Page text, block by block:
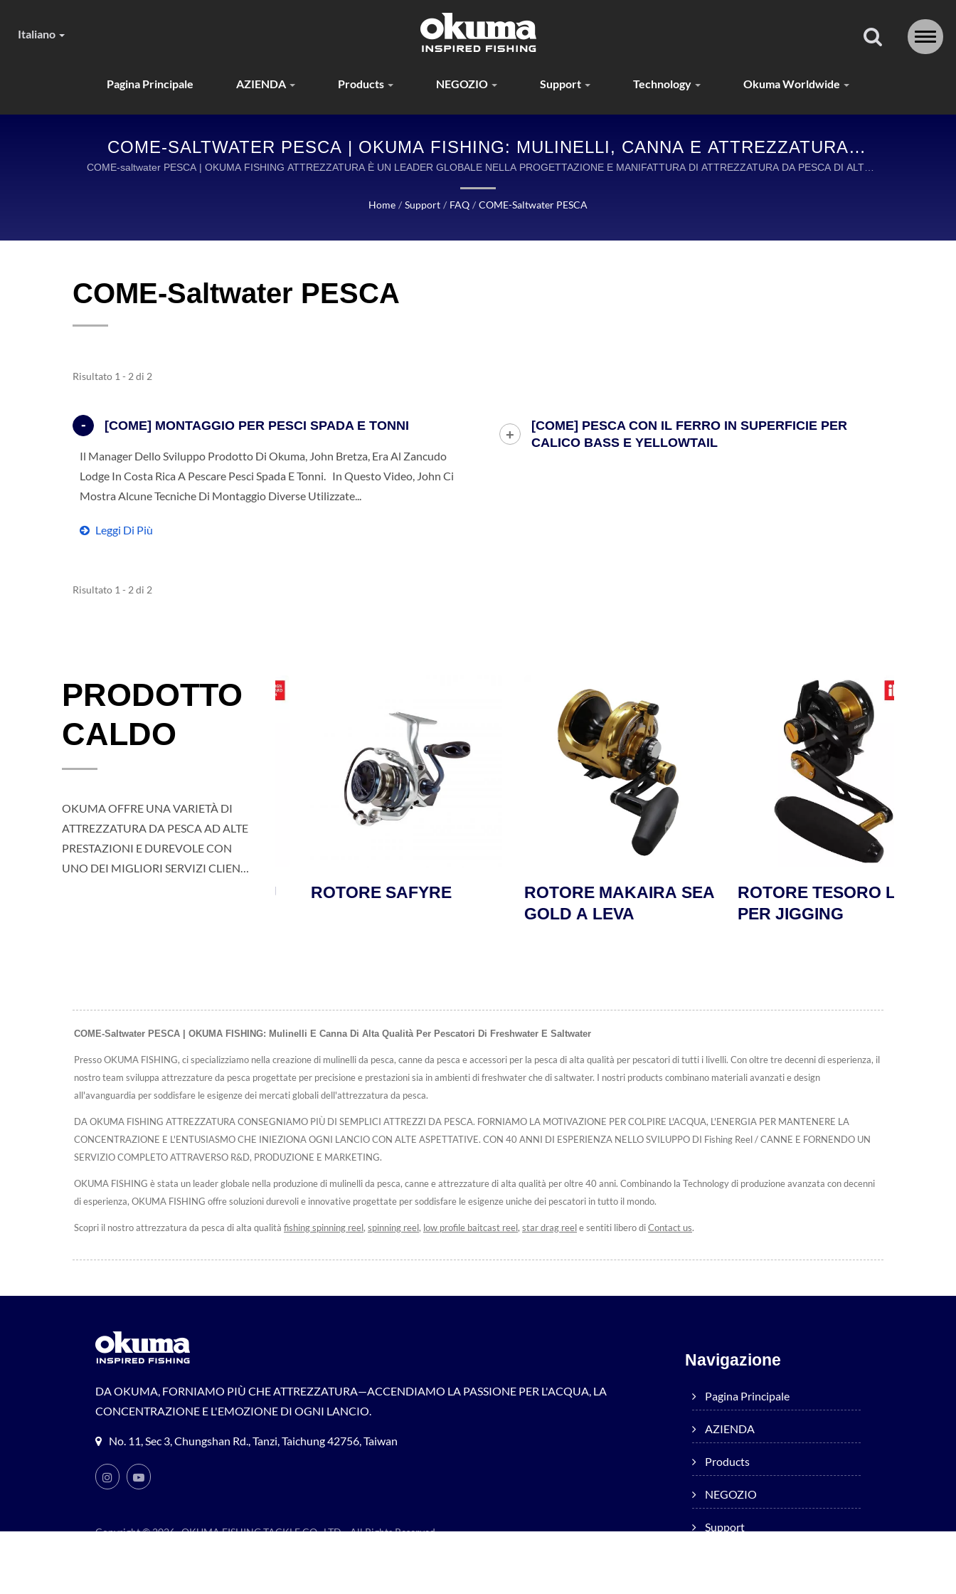
Pagina Principale AZIENDA Products NEGOZIO Support Technology Okuma Worldwide
Italiano
COME-SALTWATER PESCA | OKUMA FISHING: MULINELLI, CANNA E ATTREZZATURA
PROGETTATI CON PRECISIONE PER OGNI AVVENTURA
COME-saltwater PESCA | OKUMA FISHING ATTREZZATURA È UN LEADER GLOBALE NELLA PROGETTAZIONE E MANIFATTURA DI ATTREZZATURA DA PESCA DI ALTA
QUALITÀ.
Home / Support / FAQ / COME-Saltwater PESCA
COME-Saltwater PESCA
Risultato 1 - 2 di 2
[COME] MONTAGGIO PER PESCI SPADA E TONNI
Il Manager Dello Sviluppo Prodotto Di Okuma, John Bretza, Era Al Zancudo
Lodge In Costa Rica A Pescare Pesci Spada E Tonni. In Questo Video, John Ci
Mostra Alcune Tecniche Di Montaggio Diverse Utilizzate...
Leggi Di Più
[COME] PESCA CON IL FERRO IN SUPERFICIE PER
CALICO BASS E YELLOWTAIL
Risultato 1 - 2 di 2
PRODOTTO
CALDO
OKUMA OFFRE UNA VARIETÀ DI
ATTREZZATURA DA PESCA AD ALTE
PRESTAZIONI E DUREVOLE CON
UNO DEI MIGLIORI SERVIZI CLIENTI
ROTORE SAFYRE
ROTORE MAKAIRA SEA
GOLD A LEVA
ROTORE TESORO LDJ
PER JIGGING
COME-Saltwater PESCA | OKUMA FISHING: Mulinelli E Canna Di Alta Qualità Per Pescatori Di Freshwater E Saltwater
Presso OKUMA FISHING, ci specializziamo nella creazione di mulinelli da pesca, canne da pesca e accessori per la pesca di alta qualità per pescatori di tutti i livelli. Con oltre tre decenni di esperienza, il
nostro team sviluppa attrezzature da pesca progettate per precisione e prestazioni sia in ambienti di freshwater che di saltwater. I nostri products combinano materiali avanzati e design
all'avanguardia per soddisfare le esigenze dei mercati globali dell'attrezzatura da pesca.
DA OKUMA FISHING ATTREZZATURA CONSEGNIAMO PIÙ DI SEMPLICI ATTREZZI DA PESCA. FORNIAMO LA MOTIVAZIONE PER COLPIRE L'ACQUA, L'ENERGIA PER MANTENERE LA
CONCENTRAZIONE E L'ENTUSIASMO CHE INIEZIONA OGNI LANCIO CON ALTE ASPETTATIVE. CON 40 ANNI DI ESPERIENZA NELLO SVILUPPO DI Fishing Reel / CANNE E FORNENDO UN
SERVIZIO COMPLETO ATTRAVERSO R&D, PRODUZIONE E MARKETING.
OKUMA FISHING è stata un leader globale nella produzione di mulinelli da pesca, canne e attrezzature di alta qualità per oltre 40 anni. Combinando la Technology di produzione avanzata con decenni
di esperienza, OKUMA FISHING offre soluzioni durevoli e innovative progettate per soddisfare le esigenze uniche dei pescatori in tutto il mondo.
Scopri il nostro attrezzatura da pesca di alta qualità fishing spinning reel, spinning reel, low profile baitcast reel, star drag reele sentiti libero diContact us.
DA OKUMA, FORNIAMO PIÙ CHE ATTREZZATURA—ACCENDIAMO LA PASSIONE PER L'ACQUA, LA
CONCENTRAZIONE E L'EMOZIONE DI OGNI LANCIO.
No. 11, Sec 3, Chungshan Rd., Tanzi, Taichung 42756, Taiwan
Copyright © 2026 OKUMA FISHING TACKLE CO., LTD. All Rights Reserved.
Navigazione
Pagina Principale
AZIENDA
Products
NEGOZIO
Support